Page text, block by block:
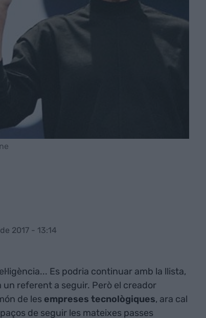
2017 - 13:14
Es podria continuar amb la llista,
un referent a seguir. Però el creador
de les empreses tecnològiques, ara cal
de seguir les mateixes passes